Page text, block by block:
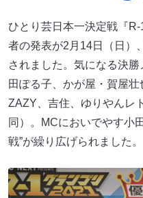
ひとり芸日本一決定戦『
者の発表が2月14日（日）
されました。気になる決
田ぽる子、かが屋・賀屋壮
ZAZY、吉住、ゆりやんレ
同）。MCにおいでやす小
戦”が繰り広げられました。